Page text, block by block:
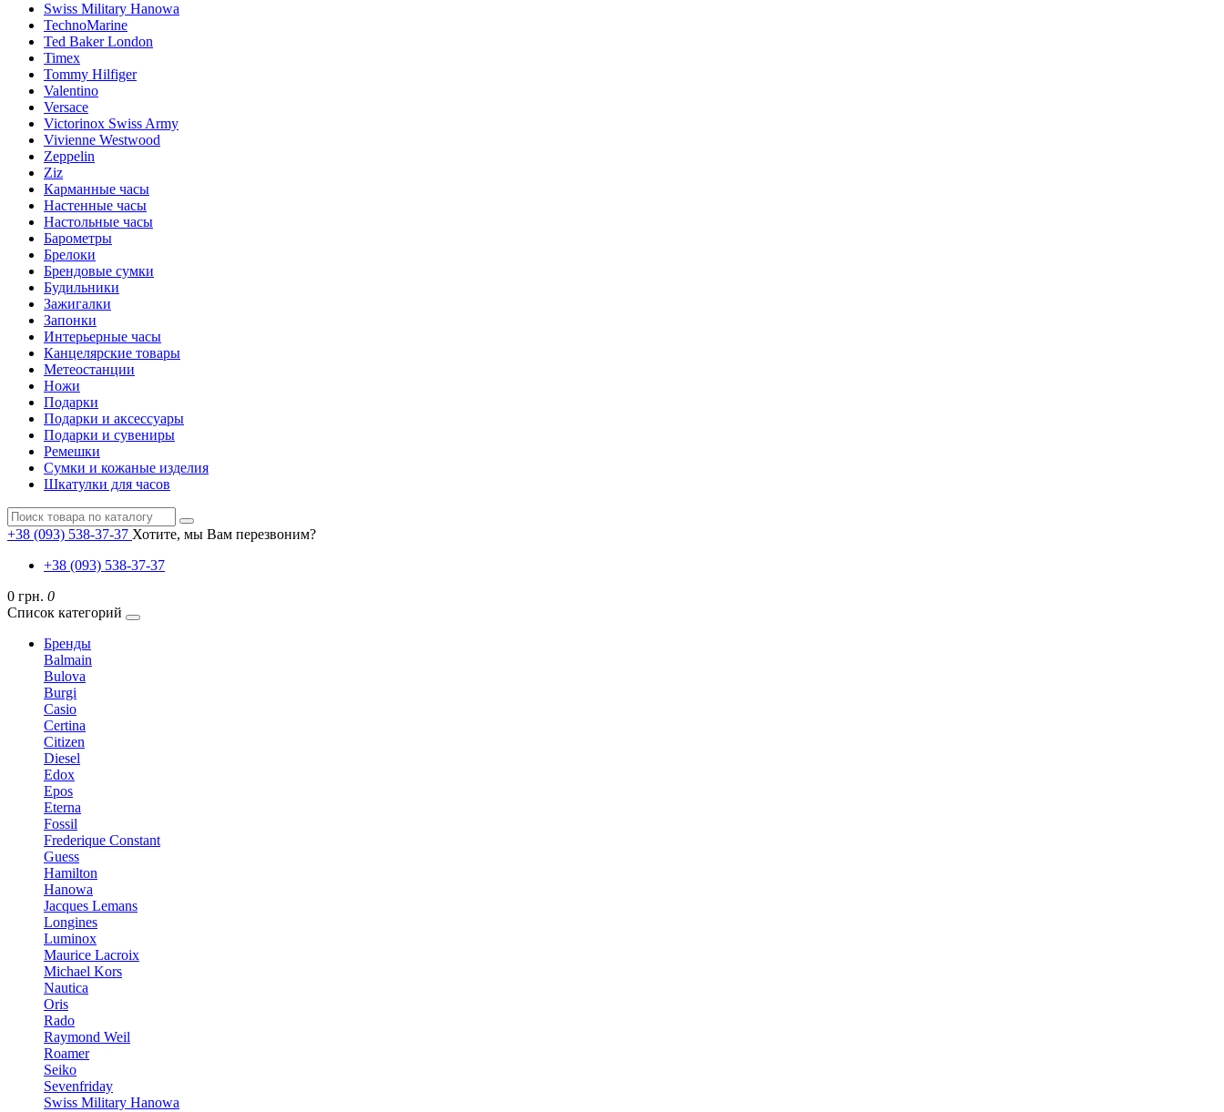
Swiss Military Hanowa
TechnoMarine
Ted Baker London
Timex
Tommy Hilfiger
Valentino
Versace
Victorinox Swiss Army
Vivienne Westwood
Zeppelin
Ziz
Карманные часы
Настенные часы
Настольные часы
Барометры
Брелоки
Брендовые сумки
Будильники
Зажигалки
Запонки
Интерьерные часы
Канцелярские товары
Метеостанции
Ножи
Подарки
Подарки и аксессуары
Подарки и сувениры
Ремешки
Сумки и кожаные изделия
Шкатулки для часов
+38 (093) 538-37-37 Хотите, мы Вам перезвоним?
+38 (093) 538-37-37
0 грн. 0
Список категорий
Бренды
Balmain
Bulova
Burgi
Casio
Certina
Citizen
Diesel
Edox
Epos
Eterna
Fossil
Frederique Constant
Guess
Hamilton
Hanowa
Jacques Lemans
Longines
Luminox
Maurice Lacroix
Michael Kors
Nautica
Oris
Rado
Raymond Weil
Roamer
Seiko
Sevenfriday
Swiss Military Hanowa